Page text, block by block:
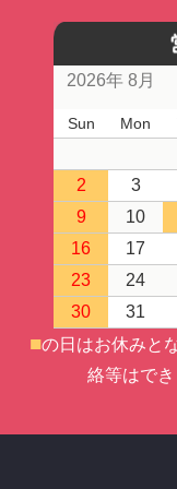
2026年 8月
Sun Mon
2
3
9
10
16
17
23
24
30
31
■の日はお休みと
絡等はでき